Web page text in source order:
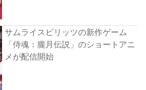
サムライスピリッツの新作ゲーム
「侍魂：朧月伝説」のショートアニ
メが配信開始